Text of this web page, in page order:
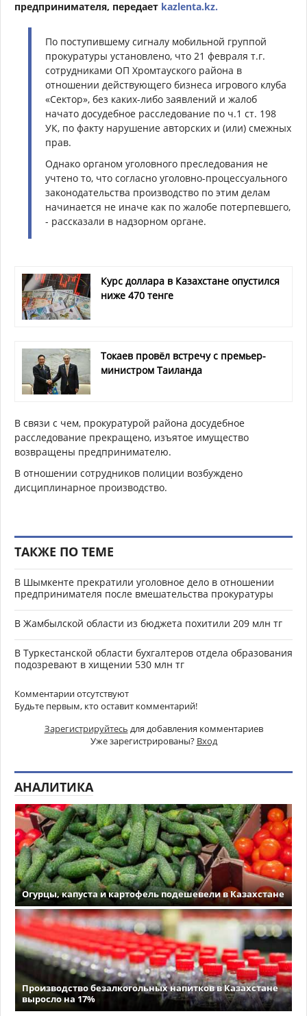
предпринимателя, передает kazlenta.kz.
По поступившему сигналу мобильной группой
прокуратуры установлено, что 21 февраля т.г.
сотрудниками ОП Хромтауского района в
отношении действующего бизнеса игрового клуба
«Сектор», без каких-либо заявлений и жалоб
начато досудебное расследование по ч.1 ст. 198
УК, по факту нарушение авторских и (или) смежных
прав.
Однако органом уголовного преследования не
учтено то, что согласно уголовно-процессуального
законодательства производство по этим делам
начинается не иначе как по жалобе потерпевшего,
- рассказали в надзорном органе.
Курс доллара в Казахстане опустился
ниже 470 тенге
Токаев провёл встречу с премьер-
министром Таиланда
В связи с чем, прокуратурой района досудебное
расследование прекращено, изъятое имущество
возвращены предпринимателю.
В отношении сотрудников полиции возбуждено
дисциплинарное производство.
ТАКЖЕ ПО ТЕМЕ
В Шымкенте прекратили уголовное дело в отношении
предпринимателя после вмешательства прокуратуры
В Жамбылской области из бюджета похитили 209 млн тг
В Туркестанской области бухгалтеров отдела образования
подозревают в хищении 530 млн тг
Комментарии отсутствуют
Будьте первым, кто оставит комментарий!
Зарегистрируйтесь для добавления комментариев
Уже зарегистрированы? Вход
АНАЛИТИКА
Огурцы, капуста и картофель подешевели в Казахстане
Производство безалкогольных напитков в Казахстане
выросло на 17%